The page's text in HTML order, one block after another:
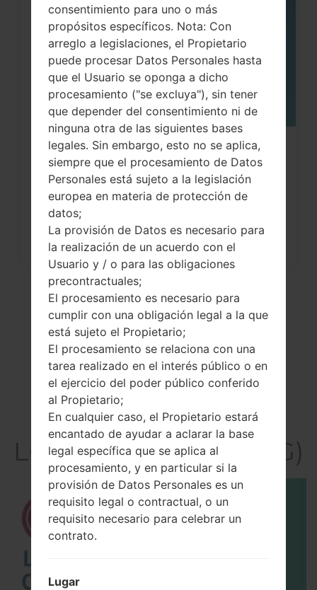
¿Cómo restablecer datos de fábrica
a través del código...
El vídeo
LGGB255G(LGGB255G)
consentimiento para uno o más
propósitos específicos. Nota: Con
arreglo a legislaciones, el Propietario
puede procesar Datos Personales hasta
que el Usuario se oponga a dicho
procesamiento ("se excluya"), sin tener
que depender del consentimiento ni de
ninguna otra de las siguientes bases
legales. Sin embargo, esto no se aplica,
siempre que el procesamiento de Datos
Personales está sujeto a la legislación
europea en materia de protección de
datos;
La provisión de Datos es necesario para
la realización de un acuerdo con el
Usuario y / o para las obligaciones
precontractuales;
El procesamiento es necesario para
cumplir con una obligación legal a la que
está sujeto el Propietario;
El procesamiento se relaciona con una
tarea realizado en el interés público o en
el ejercicio del poder público conferido
al Propietario;
En cualquier caso, el Propietario estará
encantado de ayudar a aclarar la base
legal específica que se aplica al
procesamiento, y en particular si la
provisión de Datos Personales es un
requisito legal o contractual, o un
requisito necesario para celebrar un
contrato.
Lugar